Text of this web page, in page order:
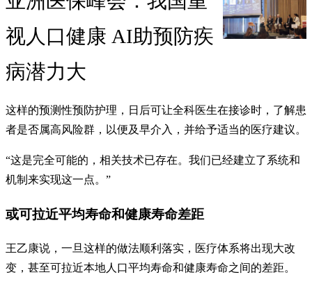
视人口健康 AI助预防疾
病潜力大
这样的预测性预防护理，日后可让全科医生在接诊时，了解患
者是否属高风险群，以便及早介入，并给予适当的医疗建议。
“这是完全可能的，相关技术已存在。我们已经建立了系统和
机制来实现这一点。”
或可拉近平均寿命和健康寿命差距
王乙康说，一旦这样的做法顺利落实，医疗体系将出现大改
变，甚至可拉近本地人口平均寿命和健康寿命之间的差距。